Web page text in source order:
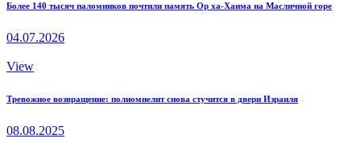
Более 140 тысяч паломников почтили память Ор ха-Хаима на Масличной горе
04.07.2026
View
Тревожное возвращение: полиомиелит снова стучится в двери Израиля
08.08.2025